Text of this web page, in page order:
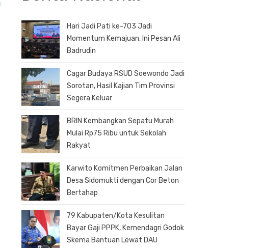
Hari Jadi Pati ke-703 Jadi
Momentum Kemajuan, Ini Pesan Ali
Badrudin
Cagar Budaya RSUD Soewondo Jadi
Sorotan, Hasil Kajian Tim Provinsi
Segera Keluar
BRIN Kembangkan Sepatu Murah
Mulai Rp75 Ribu untuk Sekolah
Rakyat
Karwito Komitmen Perbaikan Jalan
Desa Sidomukti dengan Cor Beton
Bertahap
79 Kabupaten/Kota Kesulitan
Bayar Gaji PPPK, Kemendagri Godok
Skema Bantuan Lewat DAU